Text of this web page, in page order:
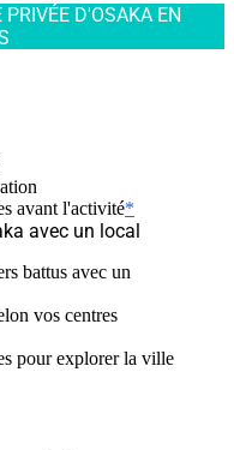
PRIVÉE D'OSAKA EN
avant l'activité*
avec un local
battus avec un
vos centres
pour explorer la ville